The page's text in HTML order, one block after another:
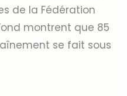
de la Fédération
montrent que 85
se fait sous